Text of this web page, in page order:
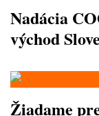
Nadácia
východ
Žiadame